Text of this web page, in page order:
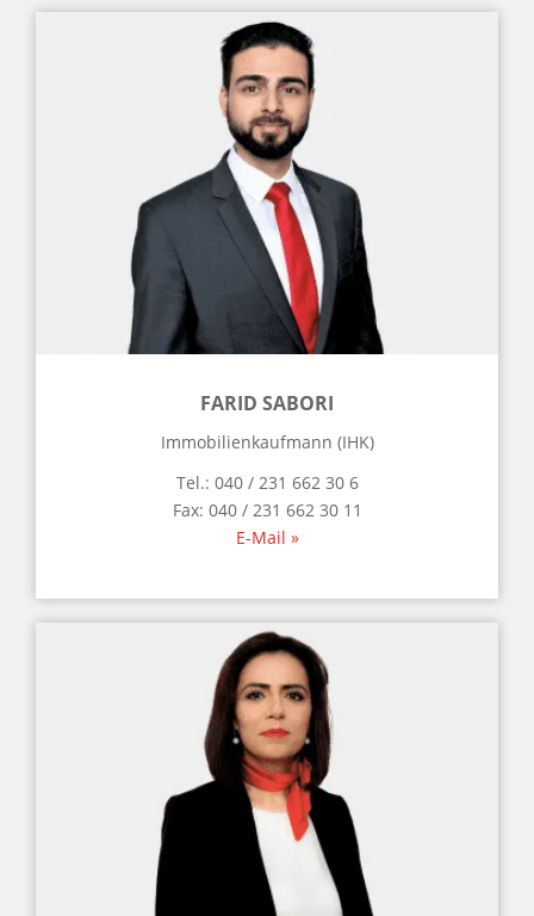
FARID SABORI
Immobilienkaufmann (IHK)
Tel.: 040 / 231 662 30 6
Fax: 040 / 231 662 30 11
E-Mail »